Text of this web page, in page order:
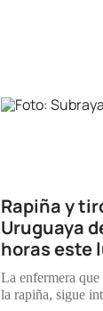
Rapiña y
Uruguaya
horas este
La enfermera
la rapiña, sigue